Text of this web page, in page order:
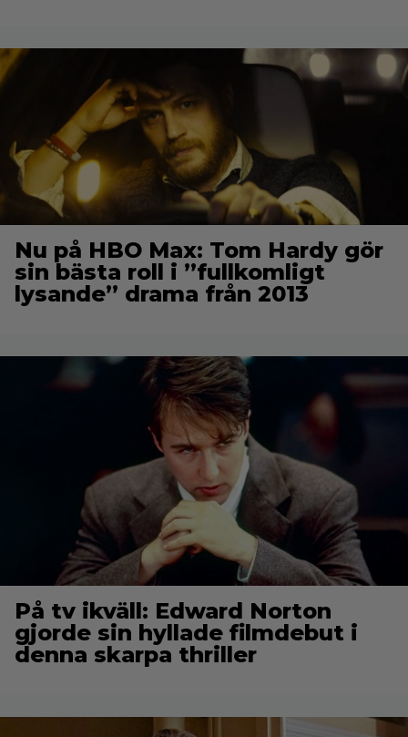
Nu på HBO Max: Tom Hardy gör
sin bästa roll i ”fullkomligt
lysande” drama från 2013
På tv ikväll: Edward Norton
gjorde sin hyllade filmdebut i
denna skarpa thriller